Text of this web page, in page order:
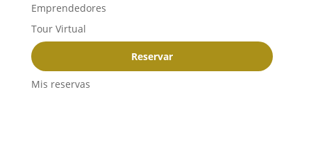
Emprendedores
Tour Virtual
Reservar
Mis reservas